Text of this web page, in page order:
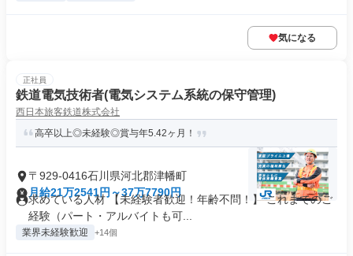
気になる
正社員
鉄道電気技術者(電気システム系統の保守管理)
西日本旅客鉄道株式会社
高卒以上◎未経験◎賞与年5.42ヶ月！
〒929-0416石川県河北郡津幡町
月給21万2541円～37万7790円
求めている人材 【未経験者歓迎！年齢不問！】 これまでのご
経験（パート・アルバイトも可...
業界未経験歓迎 +14個